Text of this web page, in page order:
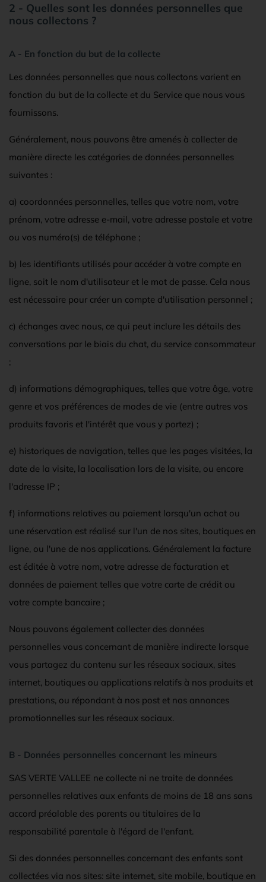
2 - Quelles sont les données personnelles que
nous collectons ?
A - En fonction du but de la collecte
Les données personnelles que nous collectons varient en
fonction du but de la collecte et du Service que nous vous
fournissons.
Généralement, nous pouvons être amenés à collecter de
manière directe les catégories de données personnelles
suivantes :
a) coordonnées personnelles, telles que votre nom, votre
prénom, votre adresse e-mail, votre adresse postale et votre
ou vos numéro(s) de téléphone ;
b) les identifiants utilisés pour accéder à votre compte en
ligne, soit le nom d'utilisateur et le mot de passe. Cela nous
est nécessaire pour créer un compte d'utilisation personnel ;
c) échanges avec nous, ce qui peut inclure les détails des
conversations par le biais du chat, du service consommateur
;
d) informations démographiques, telles que votre âge, votre
genre et vos préférences de modes de vie (entre autres vos
produits favoris et l'intérêt que vous y portez) ;
e) historiques de navigation, telles que les pages visitées, la
date de la visite, la localisation lors de la visite, ou encore
l'adresse IP ;
f) informations relatives au paiement lorsqu'un achat ou
une réservation est réalisé sur l'un de nos sites, boutiques en
ligne, ou l'une de nos applications. Généralement la facture
est éditée à votre nom, votre adresse de facturation et
données de paiement telles que votre carte de crédit ou
votre compte bancaire ;
Nous pouvons également collecter des données
personnelles vous concernant de manière indirecte lorsque
vous partagez du contenu sur les réseaux sociaux, sites
internet, boutiques ou applications relatifs à nos produits et
prestations, ou répondant à nos post et nos annonces
promotionnelles sur les réseaux sociaux.
B - Données personnelles concernant les mineurs
SAS VERTE VALLEE ne collecte ni ne traite de données
personnelles relatives aux enfants de moins de 18 ans sans
accord préalable des parents ou titulaires de la
responsabilité parentale à l'égard de l'enfant.
Si des données personnelles concernant des enfants sont
collectées via nos sites: site internet, site mobile, boutique en